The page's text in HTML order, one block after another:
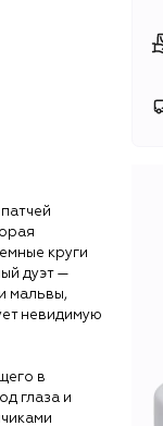
круги
дуэт —
мальвы,
невидимую
в
глаза и